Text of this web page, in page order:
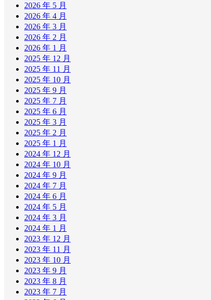
2026 年 5 月
2026 年 4 月
2026 年 3 月
2026 年 2 月
2026 年 1 月
2025 年 12 月
2025 年 11 月
2025 年 10 月
2025 年 9 月
2025 年 7 月
2025 年 6 月
2025 年 3 月
2025 年 2 月
2025 年 1 月
2024 年 12 月
2024 年 10 月
2024 年 9 月
2024 年 7 月
2024 年 6 月
2024 年 5 月
2024 年 3 月
2024 年 1 月
2023 年 12 月
2023 年 11 月
2023 年 10 月
2023 年 9 月
2023 年 8 月
2023 年 7 月